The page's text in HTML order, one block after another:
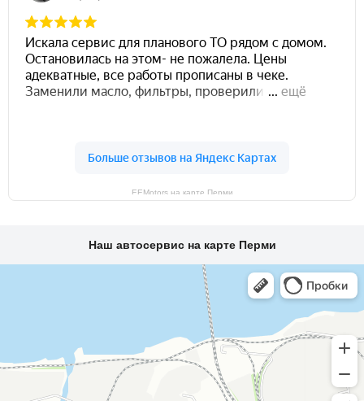
EEMotors на карте Перми
Наш автосервис на карте Перми